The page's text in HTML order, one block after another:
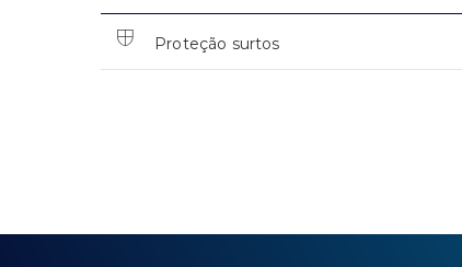
Proteção surtos